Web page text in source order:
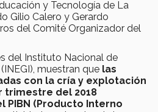
y Tecnología de La
Gilio Calero y Gerardo
del Comité Organizador del
del Instituto Nacional de
muestran que las
con la cría y explotación
trimestre del 2018
PIBN (Producto Interno